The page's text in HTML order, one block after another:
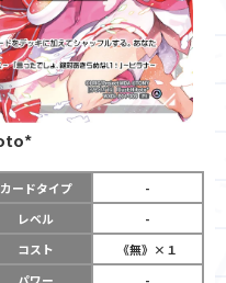
カードタイプ
-
レベル
-
コスト
《無》×１
パワー
-